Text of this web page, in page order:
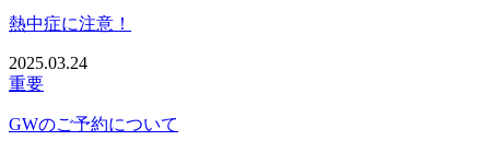
熱中症に注意！
2025.03.24
重要
GWのご予約について